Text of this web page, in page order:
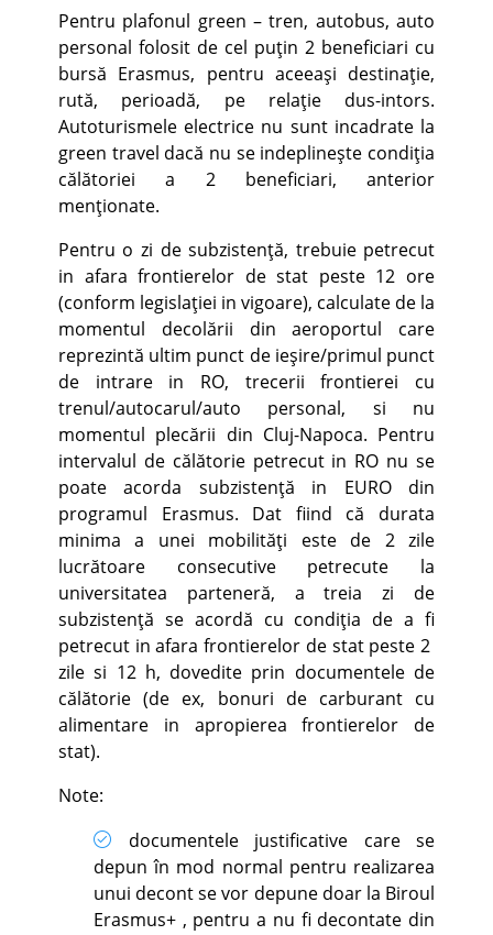
Pentru plafonul green – tren, autobus, auto
personal folosit de cel puţin 2 beneficiari cu
bursă Erasmus, pentru aceeaşi destinaţie,
rută, perioadă, pe relaţie dus-intors.
Autoturismele electrice nu sunt incadrate la
green travel dacă nu se indeplineşte condiţia
călătoriei a 2 beneficiari, anterior
menţionate.
Pentru o zi de subzistenţă, trebuie petrecut
in afara frontierelor de stat peste 12 ore
(conform legislaţiei in vigoare), calculate de la
momentul decolării din aeroportul care
reprezintă ultim punct de ieşire/primul punct
de intrare in RO, trecerii frontierei cu
trenul/autocarul/auto personal, si nu
momentul plecării din Cluj-Napoca. Pentru
intervalul de călătorie petrecut in RO nu se
poate acorda subzistenţă in EURO din
programul Erasmus. Dat fiind că durata
minima a unei mobilităţi este de 2 zile
lucrătoare consecutive petrecute la
universitatea parteneră, a treia zi de
subzistenţă se acordă cu condiţia de a fi
petrecut in afara frontierelor de stat peste 2
zile si 12 h, dovedite prin documentele de
călătorie (de ex, bonuri de carburant cu
alimentare in apropierea frontierelor de
stat).
Note:
documentele justificative care se
depun în mod normal pentru realizarea
unui decont se vor depune doar la Biroul
Erasmus+ , pentru a nu fi decontate din